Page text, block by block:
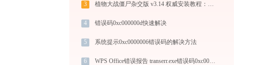
3 植物大战僵尸杂交版 v3.14 权威安装教程：PC端下载+白屏闪退完美解决
4 错误码0xc000000d快速解决
5 系统提示0xc0000006错误码的解决方法
6 WPS Office错误报告 transerr.exe错误码0xc000000d处理办法